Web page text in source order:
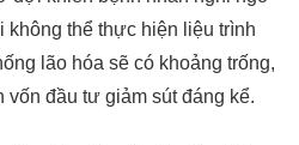
không thể thực hiện liệu trình
lão hóa sẽ có khoảng trống,
vốn đầu tư giảm sút đáng kể.